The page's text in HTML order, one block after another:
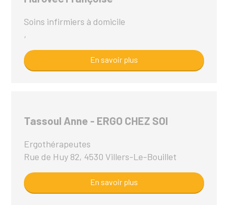
Soins infirmiers à domicile
,
En savoir plus
Tassoul Anne - ERGO CHEZ SOI
Ergothérapeutes
Rue de Huy 82, 4530 Villers-Le-Bouillet
En savoir plus